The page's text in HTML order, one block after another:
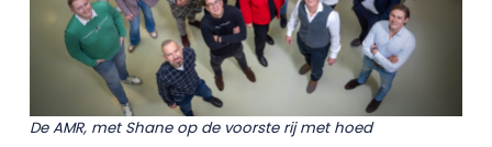
De AMR, met Shane op de voorste rij met hoed